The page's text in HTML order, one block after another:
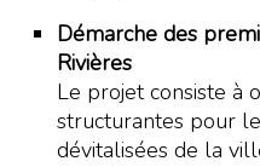
Démarche des
Rivières
Le projet consiste à
structurantes pour
dévitalisées de la